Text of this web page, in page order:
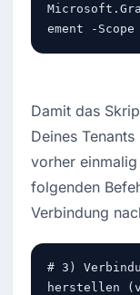
ement -
Damit das
Deines
vorher
folgenden
Verbindung
# 3)
herstellen